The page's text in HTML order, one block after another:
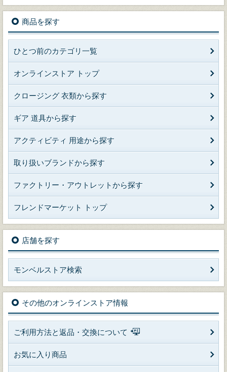
商品を探す
ひとつ前のカテゴリ一覧
オンラインストア トップ
クロージング 衣類から探す
ギア 道具から探す
アクティビティ 用途から探す
取り扱いブランドから探す
ファクトリー・アウトレットから探す
フレンドマーケット トップ
店舗を探す
モンベルストア検索
その他のオンラインストア情報
ご利用方法と返品・交換について
お気に入り商品